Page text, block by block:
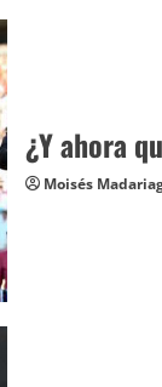
¿Y ahora
Moisés